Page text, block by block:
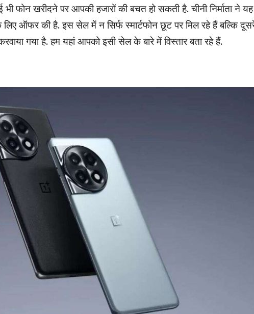
खरीदने पर आपकी हजारों की बचत हो सकती है. चीनी निर्माता ने
ऑफर की है. इस सेल में न सिर्फ स्मार्टफोन छूट पर मिल रहे हैं बल्कि
गया है. हम यहां आपको इसी सेल के बारे में विस्तार बता रहे हैं.